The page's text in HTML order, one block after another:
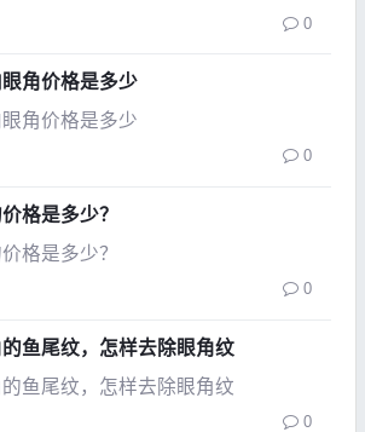
0
角价格是多少
角价格是多少
0
格是多少？
格是多少？
0
鱼尾纹，怎样去除眼角纹
鱼尾纹，怎样去除眼角纹
0